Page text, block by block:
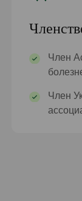
Член
Член